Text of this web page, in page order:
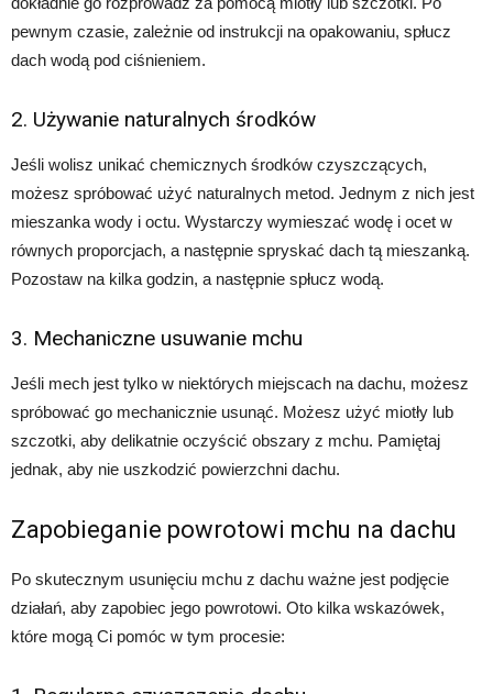
pewnym czasie, zależnie od instrukcji na opakowaniu, spłucz
dach wodą pod ciśnieniem.
2. Używanie naturalnych środków
Jeśli wolisz unikać chemicznych środków czyszczących,
możesz spróbować użyć naturalnych metod. Jednym z nich jest
mieszanka wody i octu. Wystarczy wymieszać wodę i ocet w
równych proporcjach, a następnie spryskać dach tą mieszanką.
Pozostaw na kilka godzin, a następnie spłucz wodą.
3. Mechaniczne usuwanie mchu
Jeśli mech jest tylko w niektórych miejscach na dachu, możesz
spróbować go mechanicznie usunąć. Możesz użyć miotły lub
szczotki, aby delikatnie oczyścić obszary z mchu. Pamiętaj
jednak, aby nie uszkodzić powierzchni dachu.
Zapobieganie powrotowi mchu na dachu
Po skutecznym usunięciu mchu z dachu ważne jest podjęcie
działań, aby zapobiec jego powrotowi. Oto kilka wskazówek,
które mogą Ci pomóc w tym procesie: